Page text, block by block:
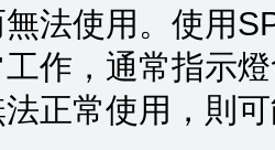
法使用。使用
作，通常指示
正常使用，則